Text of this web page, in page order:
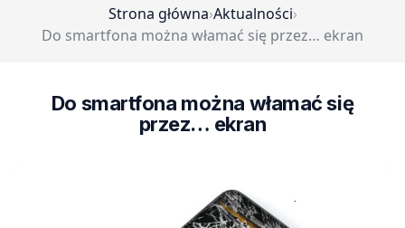
Strona główna›Aktualności›
Do smartfona można włamać się przez… ekran
Do smartfona można włamać się
przez… ekran